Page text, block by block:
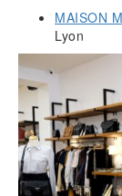
MAISON
Lyon